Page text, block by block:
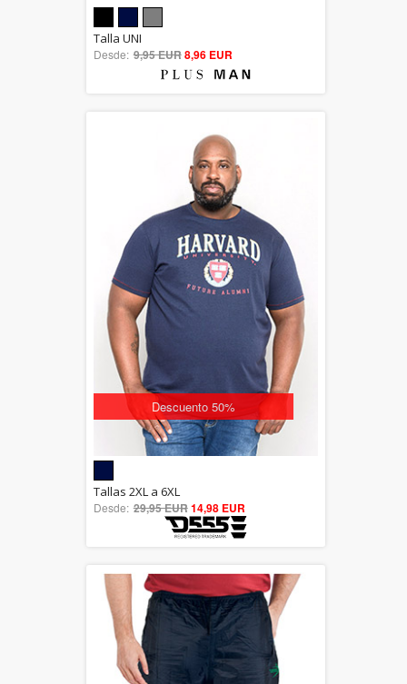
out of 5
Talla UNI
Desde: 9,95 EUR8,96 EUR
Descuento 50%
5.00
out of 5
Tallas 2XL a 6XL
Desde: 29,95 EUR14,98 EUR